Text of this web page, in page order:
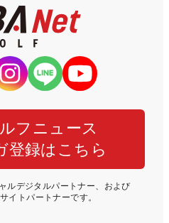
フニュース
登録はこちら
ルデジタルパートナー、および
イトパートナーです。